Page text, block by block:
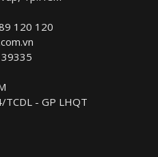
120 120
- GP LHQT